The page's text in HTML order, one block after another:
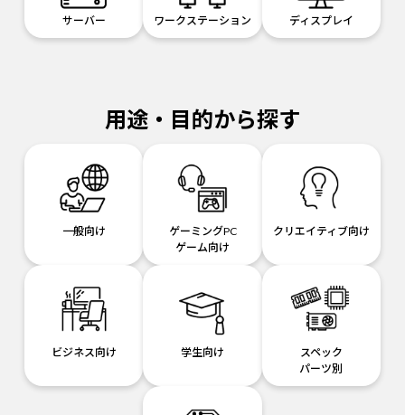
サーバー ワークステーション ディスプレイ
用途・目的から探す
一般向け
ゲーミングPC
ゲーム向け
クリエイティブ向け
ビジネス向け 学生向け
スペック
パーツ別